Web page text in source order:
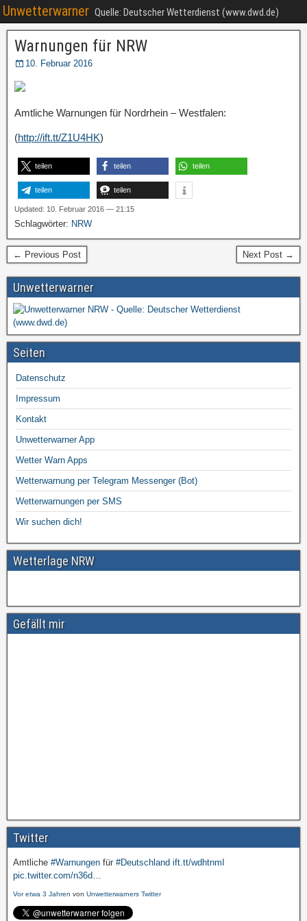
Unwetterwarner Quelle: Deutscher Wetterdienst (www.dwd.de)
Warnungen für NRW
10. Februar 2016
Amtliche Warnungen für Nordrhein – Westfalen:
(http://ift.tt/Z1U4HK)
teilen teilen teilen
teilen teilen
Updated: 10. Februar 2016 — 21:15
Schlagwörter: NRW
← Previous Post Next Post →
Unwetterwarner
Seiten
Datenschutz
Impressum
Kontakt
Unwetterwarner App
Wetter Warn Apps
Wetterwarnung per Telegram Messenger (Bot)
Wetterwarnungen per SMS
Wir suchen dich!
Wetterlage NRW
Gefällt mir
Twitter
Amtliche #Warnungen für #Deutschland ift.tt/wdhtnmI
pic.twitter.com/n36d…
Vor etwa 3 Jahren von Unwetterwarners Twitter